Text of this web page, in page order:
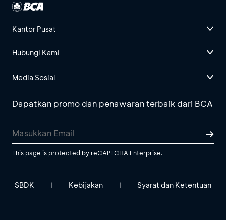
Kantor Pusat
Hubungi Kami
Media Sosial
Dapatkan promo dan penawaran terbaik dari BCA
This page is protected by reCAPTCHA Enterprise.
SBDK | Kebijakan | Syarat dan Ketentuan